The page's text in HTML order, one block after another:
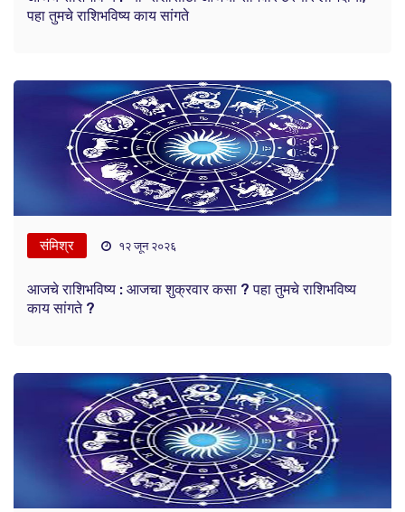
पहा तुमचे राशिभविष्य काय सांगते
संमिश्र १२ जून २०२६
आजचे राशिभविष्य : आजचा शुक्रवार कसा ? पहा तुमचे राशिभविष्य
काय सांगते ?